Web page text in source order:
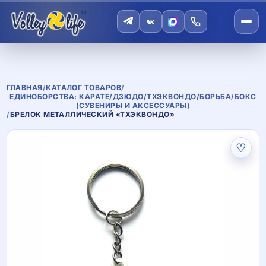
ГЛАВНАЯ/КАТАЛОГ ТОВАРОВ/
ЕДИНОБОРСТВА: КАРАТЕ/ДЗЮДО/ТХЭКВОНДО/БОРЬБА/БОКС
(СУВЕНИРЫ И АКСЕССУАРЫ)
/БРЕЛОК МЕТАЛЛИЧЕСКИЙ «ТХЭКВОНДО»
♡